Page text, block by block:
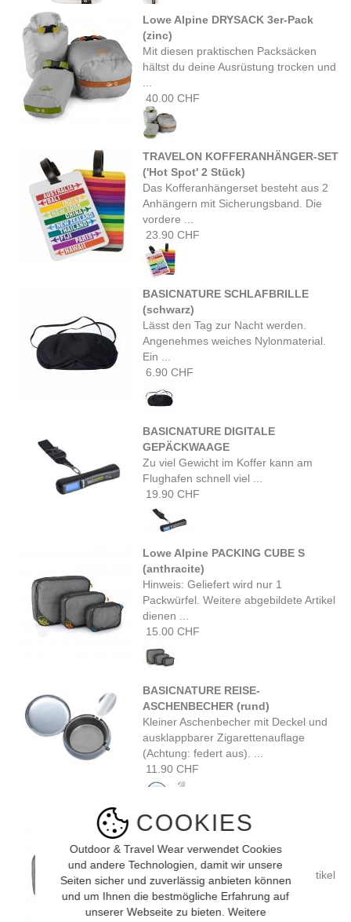
COOKIES
Outdoor & Travel Wear verwendet Cookies
und andere Technologien, damit wir unsere
Seiten sicher und zuverlässig anbieten können
und um Ihnen die bestmögliche Erfahrung auf
unserer Webseite zu bieten. Weitere
Lowe Alpine DRYSACK 3er-Pack
(zinc)
Mit diesen praktischen Packsäcken
hältst du deine Ausrüstung trocken und
40.00 CHF
TRAVELON KOFFERANHÄNGER-SET
('Hot Spot' 2 Stück)
Das Kofferanhängerset besteht aus 2
Anhängern mit Sicherungsband. Die
vordere ...
23.90 CHF
BASICNATURE SCHLAFBRILLE
(schwarz)
Lässt den Tag zur Nacht werden.
Angenehmes weiches Nylonmaterial.
Ein ...
6.90 CHF
BASICNATURE DIGITALE
GEPÄCKWAAGE
Zu viel Gewicht im Koffer kann am
Flughafen schnell viel ...
19.90 CHF
Lowe Alpine PACKING CUBE S
(anthracite)
Hinweis: Geliefert wird nur 1
Packwürfel. Weitere abgebildete Artikel
dienen ...
15.00 CHF
BASICNATURE REISE-
ASCHENBECHER (rund)
Kleiner Aschenbecher mit Deckel und
ausklappbarer Zigarettenauflage
(Achtung: federt aus). ...
11.90 CHF
Lowe Alpine PACKING CUBE M
(anthracite)
Hinweis: Geliefert wird nur 1
Packwürfel. Weitere abgebildete Artikel
dienen ...
20.00 CHF